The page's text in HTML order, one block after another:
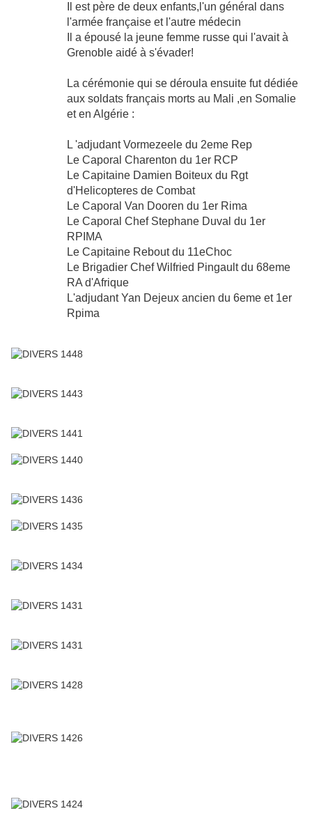
Il est père de deux enfants,l'un général dans
l'armée française et l'autre médecin
Il a épousé la jeune femme russe qui l'avait à
Grenoble aidé à s'évader!
La cérémonie qui se déroula ensuite fut dédiée
aux soldats français morts au Mali ,en Somalie
et en Algérie :
L 'adjudant Vormezeele du 2eme Rep
Le Caporal Charenton du 1er RCP
Le Capitaine Damien Boiteux du Rgt
d'Helicopteres de Combat
Le Caporal Van Dooren du 1er Rima
Le Caporal Chef Stephane Duval du 1er
RPIMA
Le Capitaine Rebout du 11eChoc
Le Brigadier Chef Wilfried Pingault du 68eme
RA d'Afrique
L'adjudant Yan Dejeux ancien du 6eme et 1er
Rpima